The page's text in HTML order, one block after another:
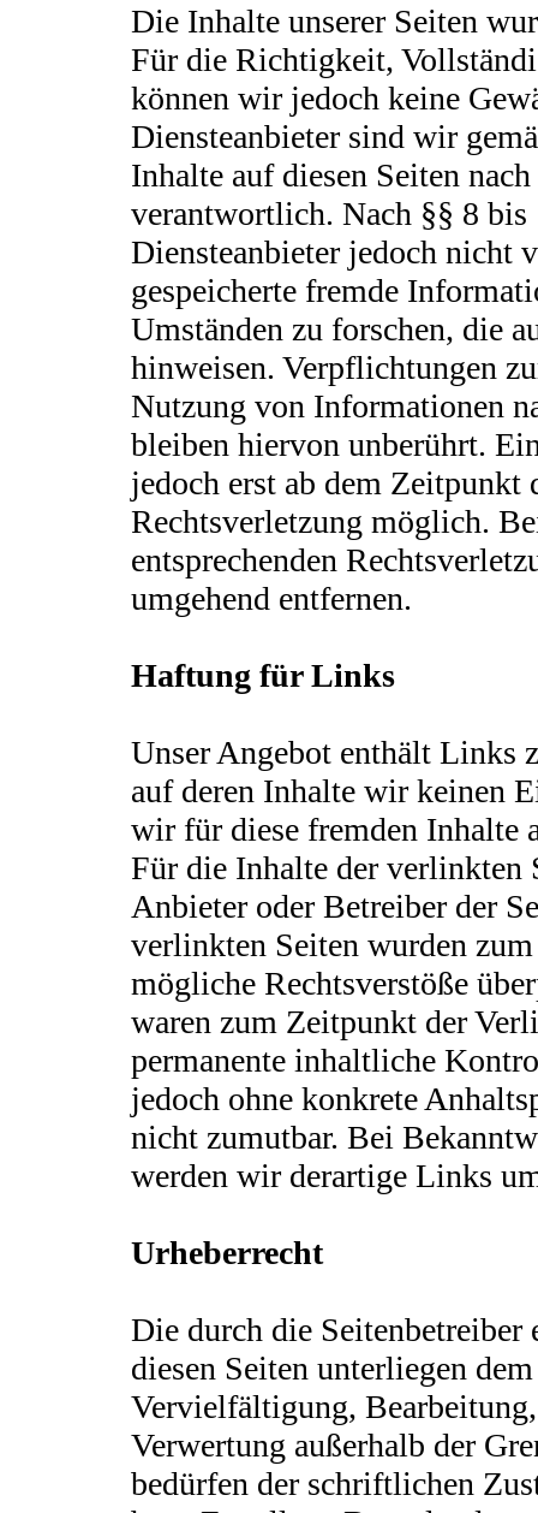
Die Inhalte unserer Seiten
Für die Richtigkeit,
können wir jedoch keine
Diensteanbieter sind wir
Inhalte auf diesen Seiten
verantwortlich. Nach §§ 8
Diensteanbieter jedoch nicht
gespeicherte fremde
Umständen zu forschen, die
hinweisen. Verpflichtungen
Nutzung von Informationen
bleiben hiervon unberührt.
jedoch erst ab dem
Rechtsverletzung möglich.
entsprechenden
umgehend entfernen.
Haftung für Links
Unser Angebot enthält Links
auf deren Inhalte wir keinen
wir für diese fremden Inhalte
Für die Inhalte der verlinkten
Anbieter oder Betreiber der
verlinkten Seiten wurden
mögliche Rechtsverstöße
waren zum Zeitpunkt der
permanente inhaltliche
jedoch ohne konkrete
nicht zumutbar. Bei
werden wir derartige Links
Urheberrecht
Die durch die Seitenbetreiber
diesen Seiten unterliegen
Vervielfältigung,
Verwertung außerhalb der
bedürfen der schriftlichen